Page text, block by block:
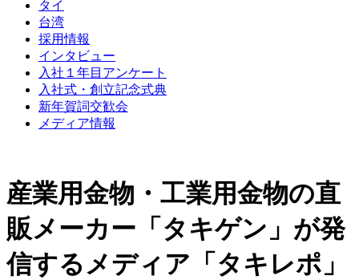
タイ
台湾
採用情報
インタビュー
入社１年目アンケート
入社式・創立記念式典
新年賀詞交歓会
メディア情報
産業用金物・工業用金物の直
販メーカー「タキゲン」が発
信するメディア「タキレポ」